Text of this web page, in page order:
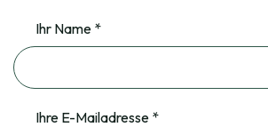
Ihr Name *
Ihre E-Mailadresse *